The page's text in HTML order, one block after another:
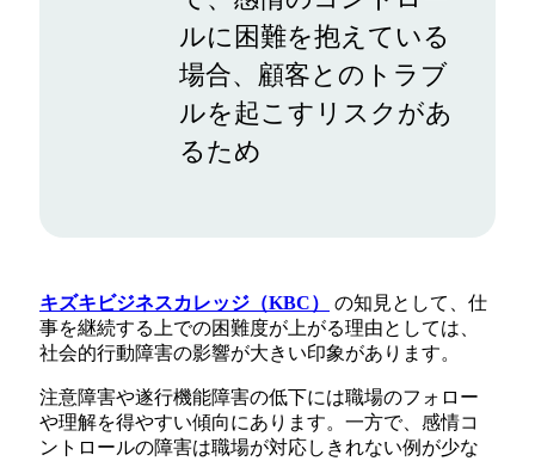
ルに困難を抱えている
場合、顧客とのトラブ
ルを起こすリスクがあ
るため
キズキビジネスカレッジ（KBC）
の知見として、仕
事を継続する上での困難度が上がる理由としては、
社会的行動障害の影響が大きい印象があります。
注意障害や遂行機能障害の低下には職場のフォロー
や理解を得やすい傾向にあります。一方で、感情コ
ントロールの障害は職場が対応しきれない例が少な